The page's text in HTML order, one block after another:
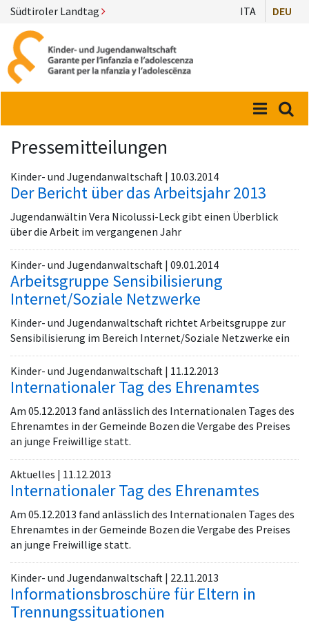
Südtiroler Landtag ITA DEU
Menü
Pressemitteilungen
Kinder- und Jugendanwaltschaft | 10.03.2014
Der Bericht über das Arbeitsjahr 2013
Jugendanwältin Vera Nicolussi-Leck gibt einen Überblick
über die Arbeit im vergangenen Jahr
Kinder- und Jugendanwaltschaft | 09.01.2014
Arbeitsgruppe Sensibilisierung
Internet/Soziale Netzwerke
Kinder- und Jugendanwaltschaft richtet Arbeitsgruppe zur
Sensibilisierung im Bereich Internet/Soziale Netzwerke ein
Kinder- und Jugendanwaltschaft | 11.12.2013
Internationaler Tag des Ehrenamtes
Am 05.12.2013 fand anlässlich des Internationalen Tages des
Ehrenamtes in der Gemeinde Bozen die Vergabe des Preises
an junge Freiwillige statt.
Aktuelles | 11.12.2013
Internationaler Tag des Ehrenamtes
Am 05.12.2013 fand anlässlich des Internationalen Tages des
Ehrenamtes in der Gemeinde Bozen die Vergabe des Preises
an junge Freiwillige statt.
Kinder- und Jugendanwaltschaft | 22.11.2013
Informationsbroschüre für Eltern in
Trennungssituationen